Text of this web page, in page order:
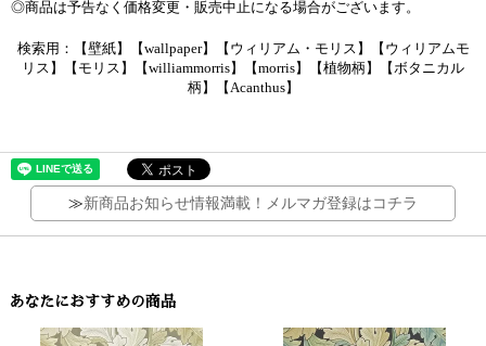
◎商品は予告なく価格変更・販売中止になる場合がございます。
検索用：【壁紙】【wallpaper】【ウィリアム・モリス】【ウィリアムモ
リス】【モリス】【williammorris】【morris】【植物柄】【ボタニカル
柄】【Acanthus】
≫新商品お知らせ情報満載！メルマガ登録はコチラ
あなたにおすすめの商品